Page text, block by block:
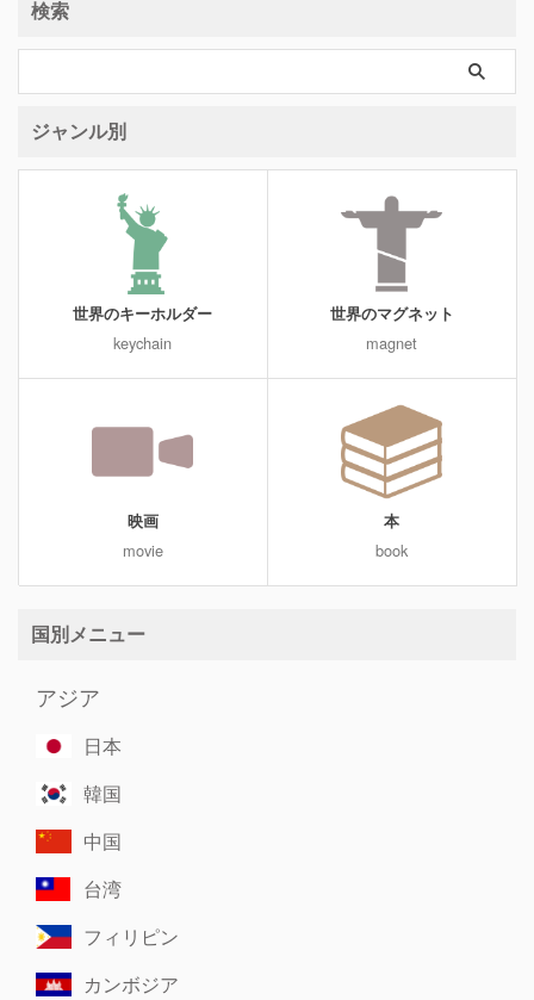
検索
ジャンル別
世界のキーホルダー
keychain
世界のマグネット
magnet
映画
movie
本
book
国別メニュー
アジア
日本
韓国
中国
台湾
フィリピン
カンボジア